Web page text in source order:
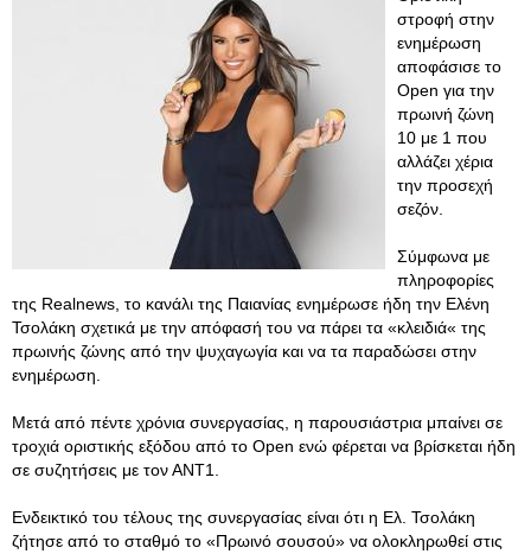
στροφή στην
ενημέρωση
αποφάσισε το
Open για την
πρωινή ζώνη
10 με 1 που
αλλάζει χέρια
την προσεχή
σεζόν.
Σύμφωνα με
πληροφορίες
της Realnews, το κανάλι της Παιανίας ενημέρωσε ήδη την Ελένη
Τσολάκη σχετικά με την απόφασή του να πάρει τα «κλειδιά« της
πρωινής ζώνης από την ψυχαγωγία και να τα παραδώσει στην
ενημέρωση.
Μετά από πέντε χρόνια συνεργασίας, η παρουσιάστρια μπαίνει σε
τροχιά οριστικής εξόδου από το Open ενώ φέρεται να βρίσκεται ήδη
σε συζητήσεις με τον ΑΝΤ1.
Ενδεικτικό του τέλους της συνεργασίας είναι ότι η Ελ. Τσολάκη
ζήτησε από το σταθμό το «Πρωινό σουσού» να ολοκληρωθεί στις